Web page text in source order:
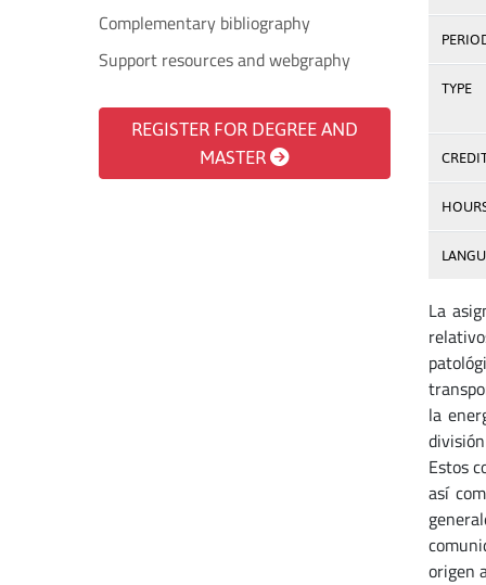
Complementary bibliography
Support resources and webgraphy
REGISTER FOR DEGREE AND
MASTER
TYPE
La
la
Estos
así
origen